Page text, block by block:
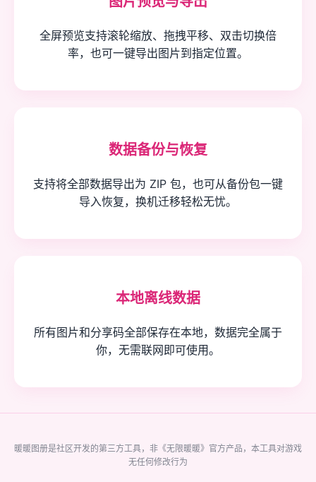
全屏预览支持滚轮缩放、拖拽平移、双击切换倍
率，也可一键导出图片到指定位置。
数据备份与恢复
支持将全部数据导出为 ZIP 包，也可从备份包一键
导入恢复，换机迁移轻松无忧。
本地离线数据
所有图片和分享码全部保存在本地，数据完全属于
你，无需联网即可使用。
暖暖图册是社区开发的第三方工具，非《无限暖暖》官方产品，本工具对游戏
无任何修改行为